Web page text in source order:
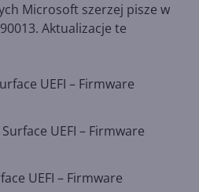
Microsoft szerzej pisze w
Aktualizacje te
UEFI – Firmware
Surface UEFI – Firmware
UEFI – Firmware